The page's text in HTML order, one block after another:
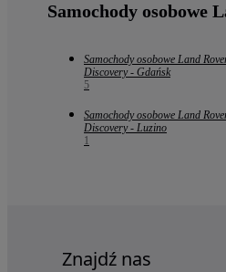
Samochody osobowe
Samochody osobowe Land
Discovery - Gdańsk
5
Samochody osobowe Land
Discovery - Luzino
1
Znajdź nas